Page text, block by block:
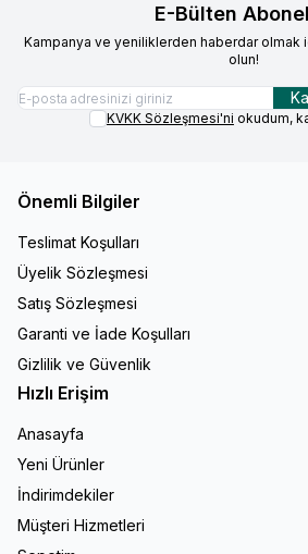
E-Bülten
Kampanya ve yeniliklerden haberdar
olun!
KVKK Sözleşmesi'ni okudum,
Önemli Bilgiler
Teslimat Koşulları
Üyelik Sözleşmesi
Satış Sözleşmesi
Garanti ve İade Koşulları
Gizlilik ve Güvenlik
Hızlı Erişim
Anasayfa
Yeni Ürünler
İndirimdekiler
Müşteri Hizmetleri